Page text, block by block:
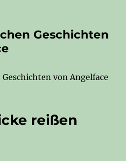
Geschichten
reißen